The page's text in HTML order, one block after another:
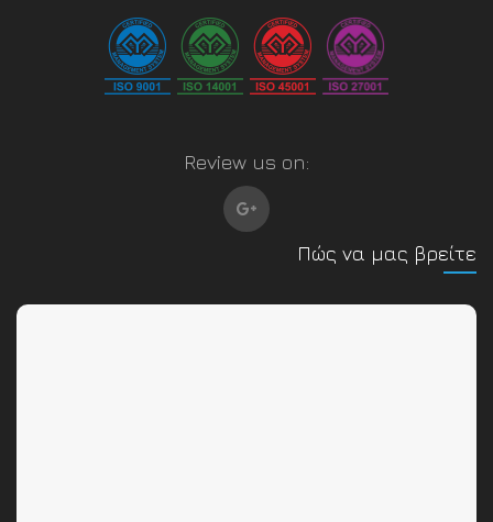
Review us on:
Πώς να μας βρείτε